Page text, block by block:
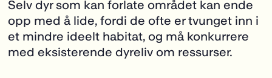
Selv dyr som kan forlate området kan ende
opp med å lide, fordi de ofte er tvunget inn i
et mindre ideelt habitat, og må konkurrere
med eksisterende dyreliv om ressurser.